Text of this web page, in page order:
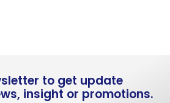
to get update
insight or promotions.